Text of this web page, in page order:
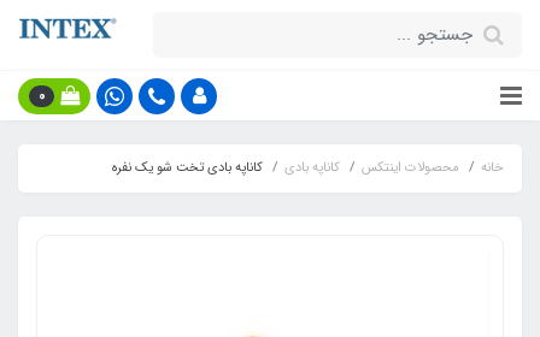
0
خانه محصولات اینتکس کاناپه بادی کاناپه بادی تخت شو یک نفره